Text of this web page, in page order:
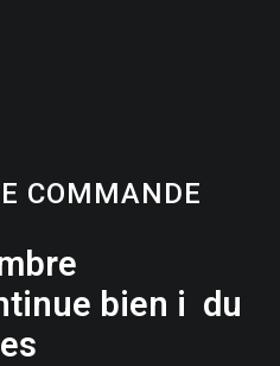
COMMANDE
bien i du